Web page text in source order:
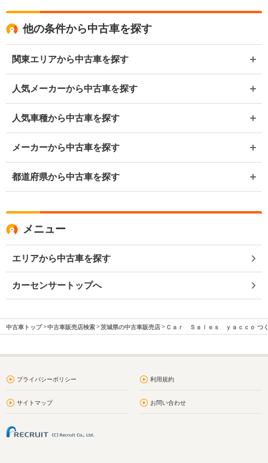
他の条件から中古車を探す
関東エリアから中古車を探す
人気メーカーから中古車を探す
人気車種から中古車を探す
メーカーから中古車を探す
都道府県から中古車を探す
メニュー
エリアから中古車を探す
カーセンサートップへ
中古車トップ 中古車販売店検索 茨城県の中古車販売店 Ｃａｒ Ｓａｌｅｓ ｙａｃｃｏ つ
プライバシーポリシー 利用規約
サイトマップ お問い合わせ